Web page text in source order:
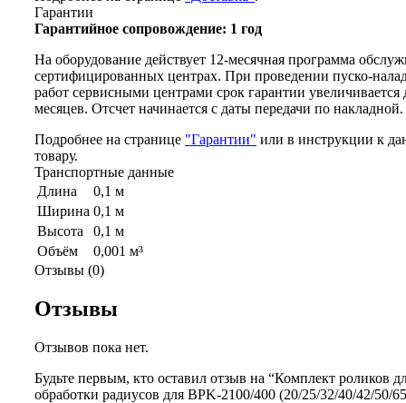
Гарантии
Гарантийное сопровождение: 1 год
На оборудование действует 12-месячная программа
сертифицированных центрах. При проведении пуско-
работ сервисными центрами срок гарантии увеличивается
месяцев. Отсчет начинается с даты передачи по накладной.
Подробнее на странице "Гарантии" или в инструкции к
товару.
Транспортные данные
Длина
0,1 м
Ширина 0,1 м
Высота
0,1 м
Объём
0,001 м³
Отзывы (0)
Отзывы
Отзывов пока нет.
Будьте первым, кто оставил отзыв на “Комплект роликов
обработки радиусов для BPK-2100/400 (20/25/32/40/42/50/